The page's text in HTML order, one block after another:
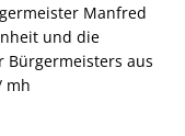
Manfred
und die
Bürgermeisters aus
mh